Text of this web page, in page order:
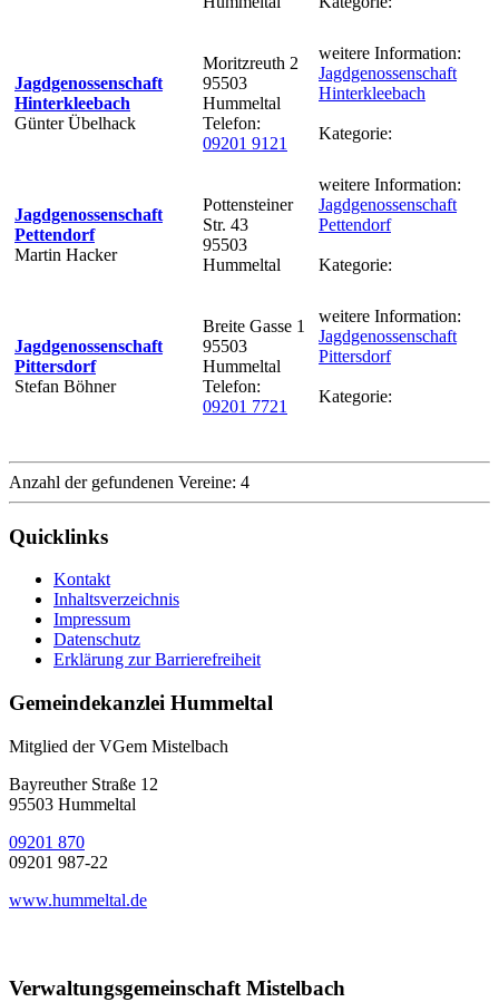
Jagdgenossenschaft
Hinterkleebach
Günter Übelhack
Moritzreuth 2
95503
Hummeltal
Telefon:
09201 9121
weitere Information:
Jagdgenossenschaft
Hinterkleebach
Kategorie:
Jagdgenossenschaft
Pettendorf
Martin Hacker
Pottensteiner
Str. 43
95503
Hummeltal
weitere Information:
Jagdgenossenschaft
Pettendorf
Kategorie:
Jagdgenossenschaft
Pittersdorf
Stefan Böhner
Breite Gasse 1
95503
Hummeltal
Telefon:
09201 7721
weitere Information:
Jagdgenossenschaft
Pittersdorf
Kategorie:
Anzahl der gefundenen Vereine: 4
Quicklinks
Kontakt
Inhaltsverzeichnis
Impressum
Datenschutz
Erklärung zur Barrierefreiheit
Gemeindekanzlei Hummeltal
Mitglied der VGem Mistelbach
Bayreuther Straße 12
95503 Hummeltal
09201 870
09201 987-22
www.hummeltal.de
Verwaltungsgemeinschaft Mistelbach